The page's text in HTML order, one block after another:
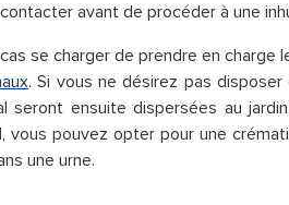
avant de procéder à une
se charger de prendre en charge
. Si vous ne désirez pas
ensuite dispersées au
pouvez opter pour une
une urne.